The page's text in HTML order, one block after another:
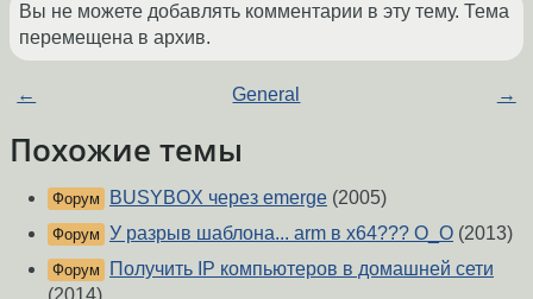
Вы не можете добавлять комментарии в эту тему. Тема
перемещена в архив.
← General →
Похожие темы
Форум BUSYBOX через emerge (2005)
Форум У разрыв шаблона... arm в x64??? O_O (2013)
Форум
Получить IP компьютеров в домашней сети
(2014)